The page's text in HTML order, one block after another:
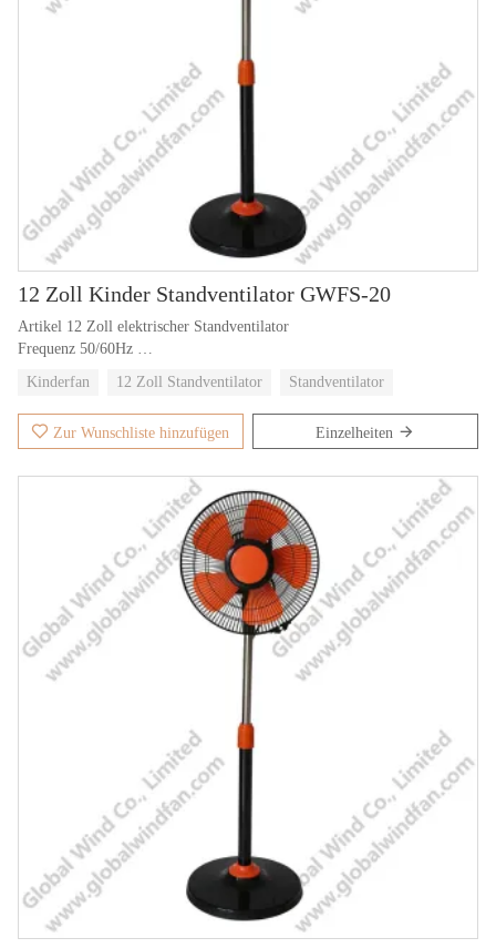
12 Zoll Kinder Standventilator GWFS-20
Artikel 12 Zoll elektrischer Standventilator
Frequenz 50/60Hz
Kinderfan 12 Zoll Standventilator Standventilator
Zur Wunschliste hinzufügen Einzelheiten